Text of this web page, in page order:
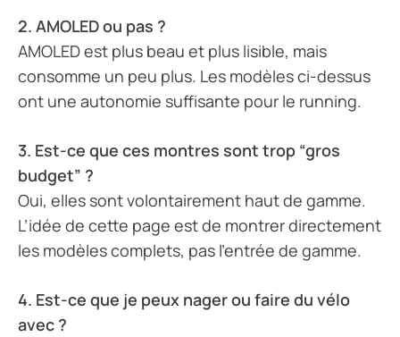
2. AMOLED ou pas ?
AMOLED est plus beau et plus lisible, mais
consomme un peu plus. Les modèles ci-dessus
ont une autonomie suffisante pour le running.
3. Est-ce que ces montres sont trop “gros
budget” ?
Oui, elles sont volontairement haut de gamme.
L’idée de cette page est de montrer directement
les modèles complets, pas l’entrée de gamme.
4. Est-ce que je peux nager ou faire du vélo
avec ?